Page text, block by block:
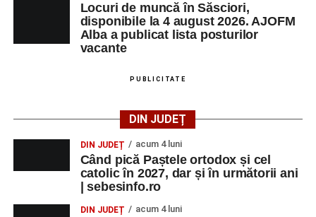
Locuri de muncă în Săsciori,
disponibile la 4 august 2026. AJOFM
Alba a publicat lista posturilor
vacante
PUBLICITATE
DIN JUDEȚ
DIN JUDEȚ acum 4 luni
Când pică Paștele ortodox și cel
catolic în 2027, dar și în următorii ani
| sebesinfo.ro
DIN JUDEȚ acum 4 luni